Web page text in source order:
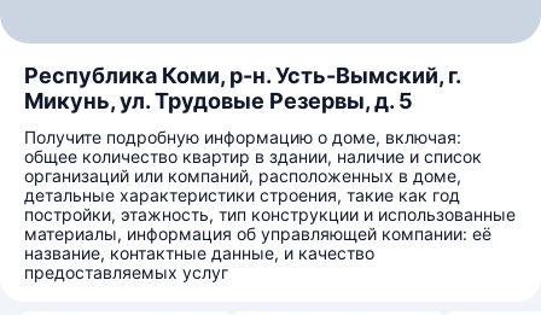
Республика Коми, р-н. Усть-Вымский, г.
Микунь, ул. Трудовые Резервы, д. 5
Получите подробную информацию о доме, включая:
общее количество квартир в здании, наличие и список
организаций или компаний, расположенных в доме,
детальные характеристики строения, такие как год
постройки, этажность, тип конструкции и использованные
материалы, информация об управляющей компании: её
название, контактные данные, и качество
предоставляемых услуг